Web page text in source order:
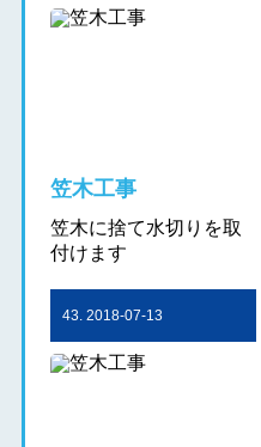
笠木工事
笠木に捨て水切りを取
付けます
43. 2018-07-13